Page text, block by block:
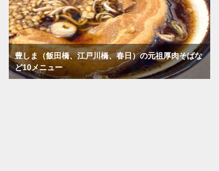
豊しま（飯田橋、江戸川橋、春日）の元祖厚肉そばな
ど10メニュー